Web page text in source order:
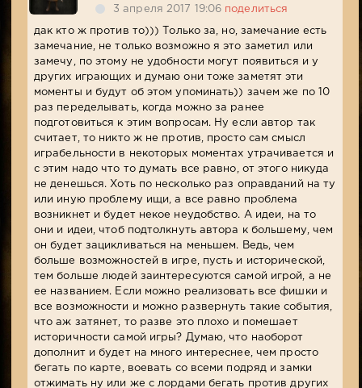
3 апреля 2017 19:06 поделиться
дак кто ж против то))) Только за, но, замечание есть
замечание, не только возможно я это заметил или
замечу, по этому не удобности могут появиться и у
других играющих и думаю они тоже заметят эти
моменты и будут об этом упоминать)) зачем же по 10
раз переделывать, когда можно за ранее
подготовиться к этим вопросам. Ну если автор так
считает, то никто ж не против, просто сам смысл
играбельности в некоторых моментах утрачивается и
с этим надо что то думать все равно, от этого никуда
не денешься. Хоть по несколько раз оправданий на ту
или иную проблему ищи, а все равно проблема
возникнет и будет некое неудобство. А идеи, на то
они и идеи, чтоб подтолкнуть автора к большему, чем
он будет зацикливаться на меньшем. Ведь, чем
больше возможностей в игре, пусть и исторической,
тем больше людей заинтересуются самой игрой, а не
ее названием. Если можно реализовать все фишки и
все возможности и можно развернуть такие события,
что аж затянет, то разве это плохо и помешает
историчности самой игры? Думаю, что наоборот
дополнит и будет на много интереснее, чем просто
бегать по карте, воевать со всеми подряд и замки
отжимать ну или же с лордами бегать против других